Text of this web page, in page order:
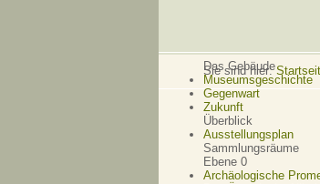
Das Gebäude
Museumsgeschichte
Gegenwart
Zukunft
Überblick
Ausstellungsplan
Sammlungsräume
Ebene 0
Archäologische
Sie sind hier: